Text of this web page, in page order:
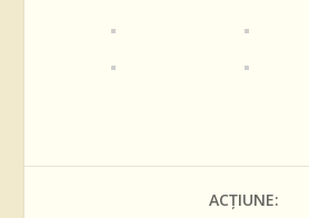
ACȚIUNE: